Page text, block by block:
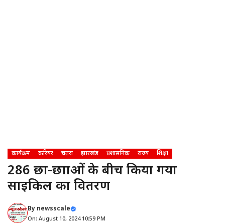
कार्यक्रम करियर चतरा झारखंड प्रशासनिक राज्य शिक्षा
286 छात्र-छात्राओं के बीच किया गया
साइकिल का वितरण
By newsscale
On: August 10, 2024 10:59 PM